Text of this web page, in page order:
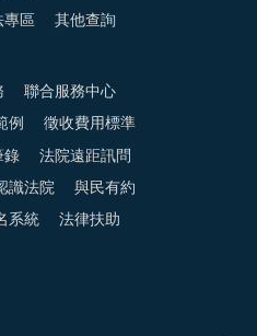
專區 其他查詢
聯合服務中心
例 徵收費用標準
錄 法院遠距訊問
識法院 與民有約
系統 法律扶助